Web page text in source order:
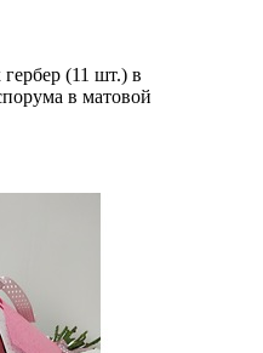
(11 шт.) в
в матовой